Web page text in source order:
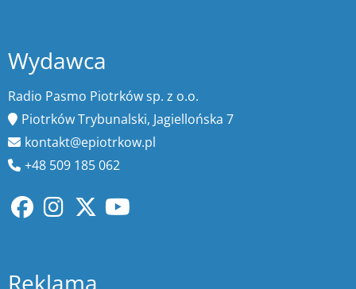
Wydawca
Radio Pasmo Piotrków sp. z o.o.
Piotrków Trybunalski, Jagiellońska 7
kontakt@epiotrkow.pl
+48 509 185 062
Reklama